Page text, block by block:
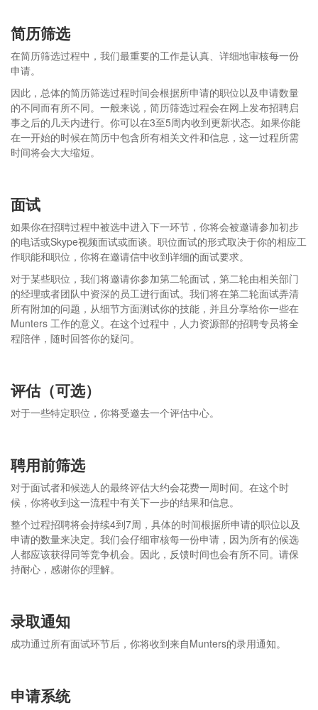
简历筛选
在简历筛选过程中，我们最重要的工作是认真、详细地审核每一份
申请。
因此，总体的简历筛选过程时间会根据所申请的职位以及申请数量
的不同而有所不同。一般来说，简历筛选过程会在网上发布招聘启
事之后的几天内进行。你可以在3至5周内收到更新状态。如果你能
在一开始的时候在简历中包含所有相关文件和信息，这一过程所需
时间将会大大缩短。
面试
如果你在招聘过程中被选中进入下一环节，你将会被邀请参加初步
的电话或Skype视频面试或面谈。职位面试的形式取决于你的相应工
作职能和职位，你将在邀请信中收到详细的面试要求。
对于某些职位，我们将邀请你参加第二轮面试，第二轮由相关部门
的经理或者团队中资深的员工进行面试。我们将在第二轮面试弄清
所有附加的问题，从细节方面测试你的技能，并且分享给你一些在
Munters 工作的意义。在这个过程中，人力资源部的招聘专员将全
程陪伴，随时回答你的疑问。
评估（可选）
对于一些特定职位，你将受邀去一个评估中心。
聘用前筛选
对于面试者和候选人的最终评估大约会花费一周时间。在这个时
候，你将收到这一流程中有关下一步的结果和信息。
整个过程招聘将会持续4到7周，具体的时间根据所申请的职位以及
申请的数量来决定。我们会仔细审核每一份申请，因为所有的候选
人都应该获得同等竞争机会。因此，反馈时间也会有所不同。请保
持耐心，感谢你的理解。
录取通知
成功通过所有面试环节后，你将收到来自Munters的录用通知。
申请系统